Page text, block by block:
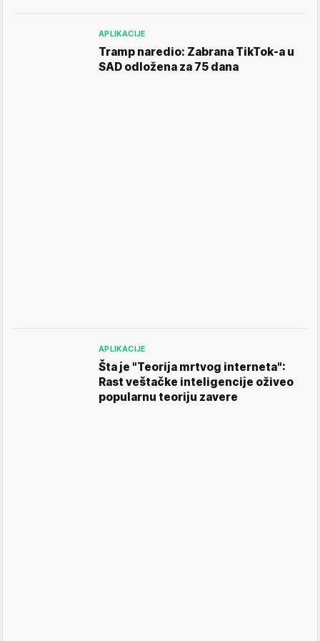
APLIKACIJE
Tramp naredio: Zabrana TikTok-a u
SAD odložena za 75 dana
APLIKACIJE
Šta je "Teorija mrtvog interneta":
Rast veštačke inteligencije oživeo
popularnu teoriju zavere